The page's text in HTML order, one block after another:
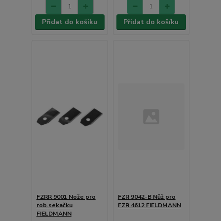
Přidat do košíku Přidat do košíku
FZRR 9001 Nože pro
rob.sekačku
FIELDMANN
FZR 9042-B Nůž pro
FZR 4612 FIELDMANN